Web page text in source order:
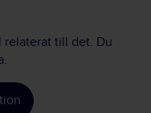
relaterat till det. Du